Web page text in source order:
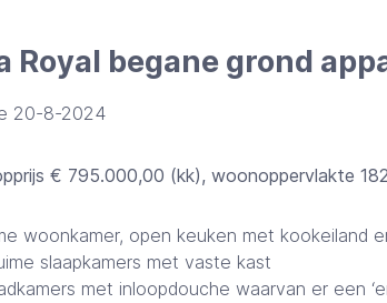
Royal begane grond
20-8-2024
€ 795.000,00 (kk), woonoppervlakte
woonkamer, open keuken met kookeiland
slaapkamers met vaste kast
met inloopdouche waarvan er een